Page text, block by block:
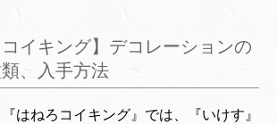
コイキング】デコレーションの
、入手方法
『はねろコイキング』では、『いけす』